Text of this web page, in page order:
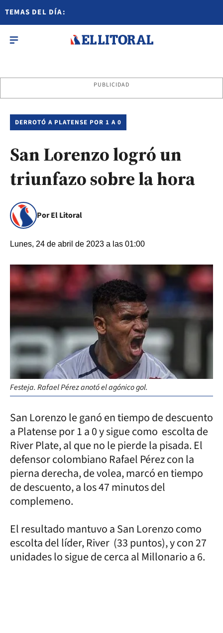
TEMAS DEL DÍA:
PUBLICIDAD
DERROTÓ A PLATENSE POR 1 A 0
San Lorenzo logró un
triunfazo sobre la hora
Por El Litoral
Lunes, 24 de abril de 2023 a las 01:00
Festeja. Rafael Pérez anotó el agónico gol.
San Lorenzo le ganó en tiempo de descuento
a Platense por 1 a 0 y sigue como escolta de
River Plate, al que no le pierde la pisada. El
defensor colombiano Rafael Pérez con la
pierna derecha, de volea, marcó en tiempo
de descuento, a los 47 minutos del
complemeno.
El resultado mantuvo a San Lorenzo como
escolta del líder, River (33 puntos), y con 27
unidades lo sigue de cerca al Millonario a 6.